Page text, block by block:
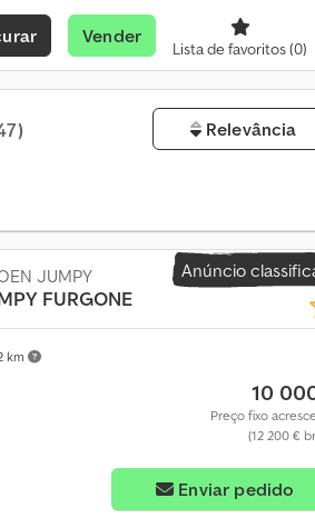
Vender
Lista de favoritos(0)
Relevância
Anúncio
km
JUMPY
FURGONE
10
Preço fixo
(12 200 €
Enviar pedido